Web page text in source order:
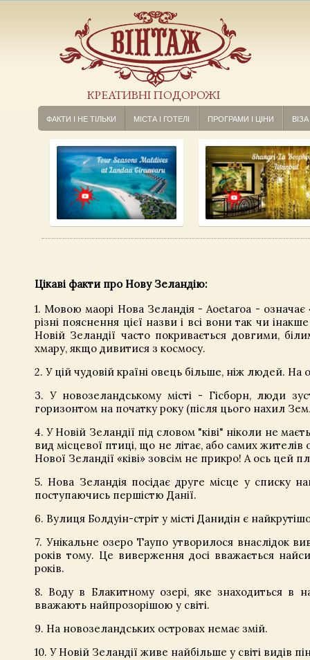
КРЕАТИВНІ ПОДОРОЖІ
ФАКТИ І НЕ ТІЛЬКИ МІСТА І ГОТЕЛІ ПРОГРАМИ І ЦІНИ ВІЗА
Цікаві факти про Нову Зеландію:
1. Мовою маорі Нова Зеландія - Aoetaroa - означає
різні пояснення цієї назви і всі вони так чи
Новій Зеландії часто покривається довгими,
хмару, якщо дивитися з космосу.
2. У цій чудовій країні овець більше, ніж людей.
3. У новозеландському місті - Гісборн, люди
горизонтом на початку року (після цього нахил
4. У Новій Зеландії під словом "ківі" ніколи не
вид місцевої птиці, що не літає, або самих жителів
Нової Зеландії «ківі» зовсім не прикро! А ось цей
5. Нова Зеландія посідає друге місце у списку
поступаючись першістю Данії.
6. Вулиця Болдуін-стріт у місті Данидін є
7. Унікальне озеро Таупо утворилося внаслідок
років тому. Це виверження досі вважається
років.
8. Воду в Блакитному озері, яке знаходиться в
вважають найпрозорішою у світі.
9. На новозеландських островах немає змій.
10. У Новій Зеландії живе найбільше у світі видів